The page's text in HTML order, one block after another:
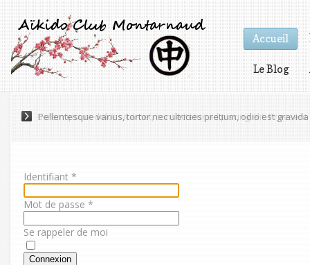
Accueil
Le Blog
Pellentesque varius, tortor nec ultricies pretium, odio est
Identifiant *
Mot de passe *
Se rappeler de moi
Connexion